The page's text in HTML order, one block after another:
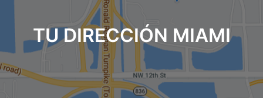
TU DIRECCIÓN MIAMI